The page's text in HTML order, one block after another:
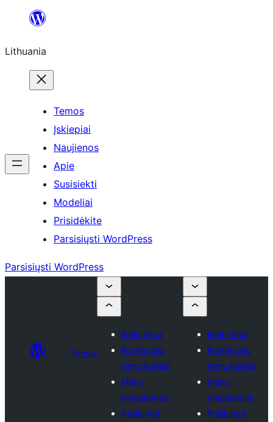
turinio
Lithuania
Temos
Įskiepiai
Naujienos
Apie
Susisiekti
Modeliai
Prisidėkite
Parsisiųsti WordPress
Parsisiųsti WordPress
Temos
Įkelti temą
Komercinių
temų kūrėjai
Mano
mėgstamos
Prisijungti
Įkelti temą
Komercinių
temų kūrėjai
Mano
mėgstamos
Prisijungti